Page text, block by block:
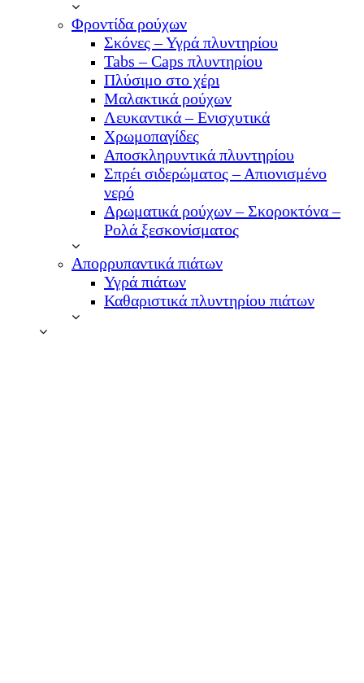
Φροντίδα ρούχων
Σκόνες – Υγρά πλυντηρίου
Tabs – Caps πλυντηρίου
Πλύσιμο στο χέρι
Μαλακτικά ρούχων
Λευκαντικά – Ενισχυτικά
Χρωμοπαγίδες
Αποσκληρυντικά πλυντηρίου
Σπρέι σιδερώματος – Απιονισμένο
νερό
Αρωματικά ρούχων – Σκοροκτόνα –
Ρολά ξεσκονίσματος
Απορρυπαντικά πιάτων
Υγρά πιάτων
Καθαριστικά πλυντηρίου πιάτων